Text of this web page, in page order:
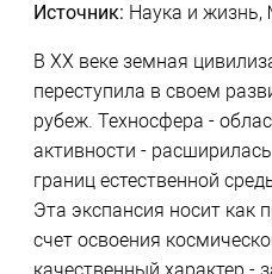
Источник: Наука и жизнь,
В XX веке земная
переступила в своем
рубеж. Техносфера -
активности -
границ естественной
Эта экспансия носит как
счет освоения